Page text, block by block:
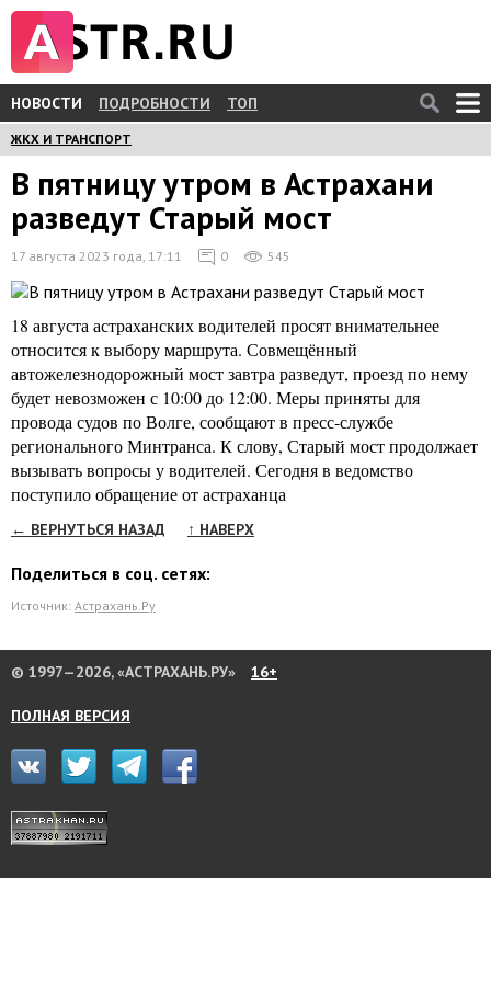
НОВОСТИ ПОДРОБНОСТИ ТОП
ЖКХ И ТРАНСПОРТ
В пятницу утром в Астрахани
разведут Старый мост
17 августа 2023 года, 17:11 0 545
18 августа астраханских водителей просят внимательнее
относится к выбору маршрута. Совмещённый
автожелезнодорожный мост завтра разведут, проезд по нему
будет невозможен с 10:00 до 12:00. Меры приняты для
провода судов по Волге, сообщают в пресс-службе
регионального Минтранса. К слову, Старый мост продолжает
вызывать вопросы у водителей. Сегодня в ведомство
поступило обращение от астраханца
← ВЕРНУТЬСЯ НАЗАД ↑ НАВЕРХ
Поделиться в соц. сетях:
Источник: Астрахань.Ру
© 1997—2026, «АСТРАХАНЬ.РУ» 16+
ПОЛНАЯ ВЕРСИЯ